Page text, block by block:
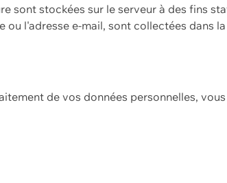
sont stockées sur le serveur à des fins
l'adresse e-mail, sont collectées dans
de vos données personnelles,